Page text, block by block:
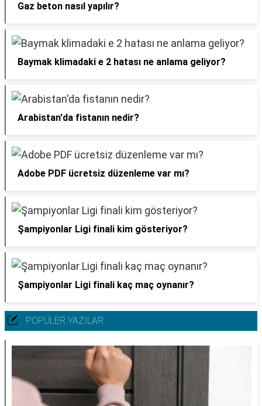
Gaz beton nasıl yapılır?
Baymak klimadaki e 2 hatası ne anlama geliyor?
Arabistan'da fistanın nedir?
Adobe PDF ücretsiz düzenleme var mı?
Şampiyonlar Ligi finali kim gösteriyor?
Şampiyonlar Ligi finali kaç maç oynanır?
POPÜLER YAZILAR